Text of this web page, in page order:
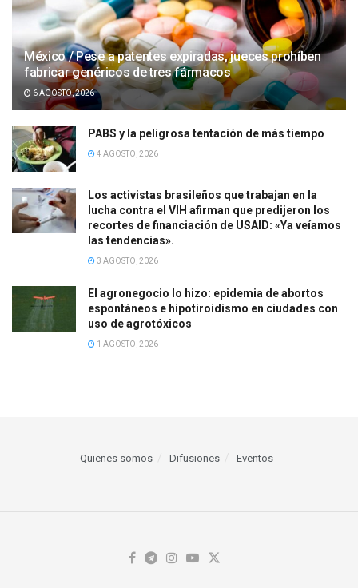
México / Pese a patentes expiradas, jueces prohíben
fabricar genéricos de tres fármacos
6 AGOSTO, 2026
PABS y la peligrosa tentación de más tiempo
4 AGOSTO, 2026
Los activistas brasileños que trabajan en la
lucha contra el VIH afirman que predijeron los
recortes de financiación de USAID: «Ya veíamos
las tendencias».
3 AGOSTO, 2026
El agronegocio lo hizo: epidemia de abortos
espontáneos e hipotiroidismo en ciudades con
uso de agrotóxicos
1 AGOSTO, 2026
Quienes somos Difusiones Eventos